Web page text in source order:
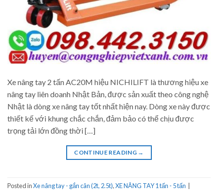
Xe nâng tay 2 tấn AC20M hiệu NICHILIFT là thương hiệu xe
nâng tay liên doanh Nhật Bản, được sản xuất theo công nghệ
Nhật là dòng xe nâng tay tốt nhất hiện nay. Dòng xe này được
thiết kế với khung chắc chắn, đảm bảo có thể chịu được
trọng tải lớn đồng thời […]
CONTINUE READING →
Posted inXe nâng tay - gắn cân (2t, 2.5t),XE NÂNG TAY 1 tấn - 5 tấn